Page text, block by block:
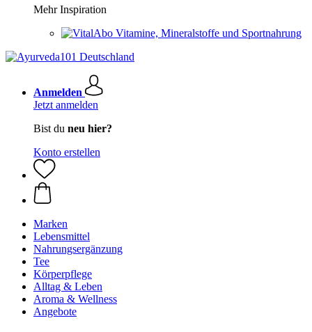
Mehr Inspiration
Vitamine, Mineralstoffe und Sportnahrung
Anmelden
Jetzt anmelden
Bist du neu hier?
Konto erstellen
Marken
Lebensmittel
Nahrungsergänzung
Tee
Körperpflege
Alltag & Leben
Aroma & Wellness
Angebote